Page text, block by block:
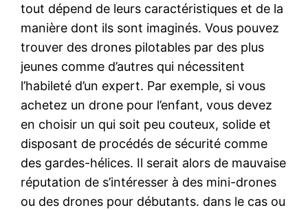
tout dépend de leurs caractéristiques et de la
manière dont ils sont imaginés. Vous pouvez
trouver des drones pilotables par des plus
jeunes comme d’autres qui nécessitent
l’habileté d’un expert. Par exemple, si vous
achetez un drone pour l’enfant, vous devez
en choisir un qui soit peu couteux, solide et
disposant de procédés de sécurité comme
des gardes-hélices. Il serait alors de mauvaise
réputation de s’intéresser à des mini-drones
ou des drones pour débutants. dans le cas ou